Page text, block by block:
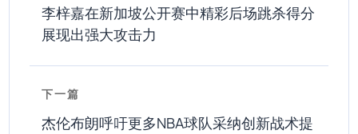
李梓嘉在新加坡公开赛中精彩后场跳杀得分
展现出强大攻击力
下一篇
杰伦布朗呼吁更多NBA球队采纳创新战术提